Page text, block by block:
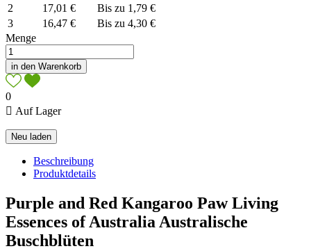
2
17,01 €
Bis zu 1,79 €
3
16,47 €
Bis zu 4,30 €
Menge
in den Warenkorb
0
 Auf Lager
Beschreibung
Produktdetails
Purple and Red Kangaroo Paw Living
Essences of Australia Australische
Buschblüten